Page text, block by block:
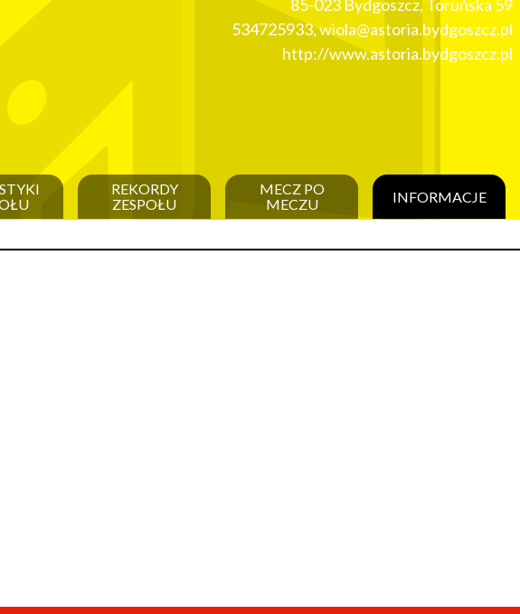
85-023 Bydgoszcz, Toruńska 59
534725933,wiola@astoria.bydgoszcz.pl
http://www.astoria.bydgoszcz.pl
REKORDY
ZESPOŁU
MECZ PO
MECZU
INFORMACJE